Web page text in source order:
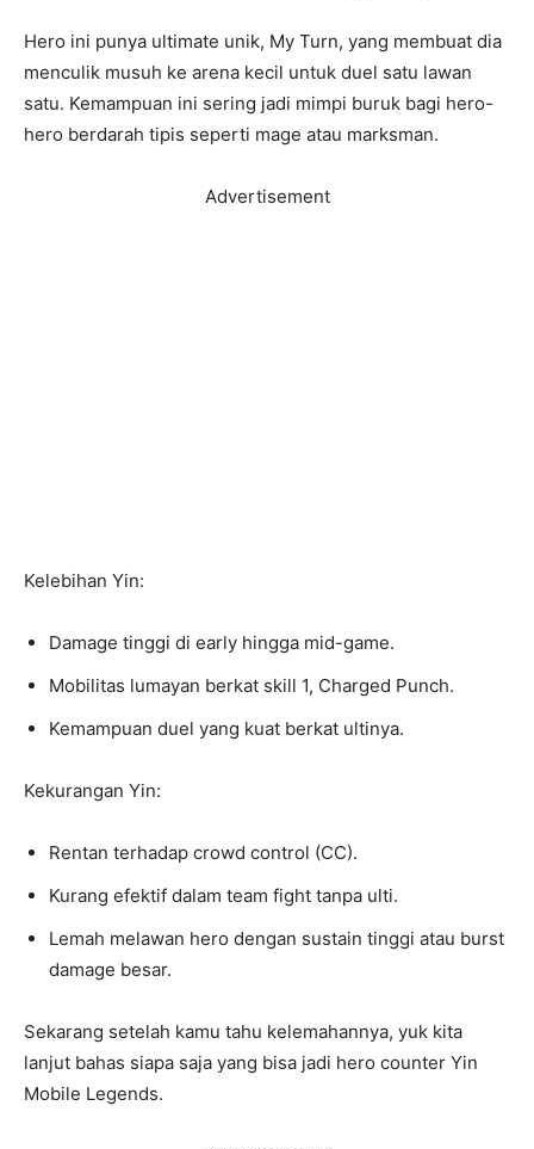
Hero ini punya ultimate unik, My Turn, yang membuat dia
menculik musuh ke arena kecil untuk duel satu lawan
satu. Kemampuan ini sering jadi mimpi buruk bagi hero-
hero berdarah tipis seperti mage atau marksman.
Advertisement
Kelebihan Yin:
Damage tinggi di early hingga mid-game.
Mobilitas lumayan berkat skill 1, Charged Punch.
Kemampuan duel yang kuat berkat ultinya.
Kekurangan Yin:
Rentan terhadap crowd control (CC).
Kurang efektif dalam team fight tanpa ulti.
Lemah melawan hero dengan sustain tinggi atau burst
damage besar.
Sekarang setelah kamu tahu kelemahannya, yuk kita
lanjut bahas siapa saja yang bisa jadi hero counter Yin
Mobile Legends.